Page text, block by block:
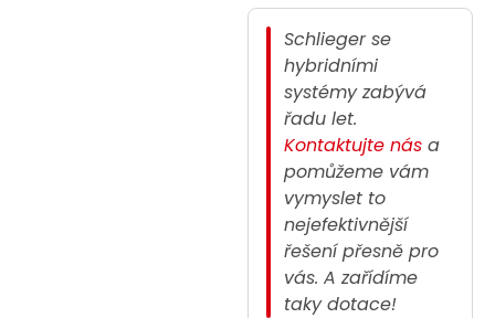
Schlieger se
hybridními
systémy zabývá
řadu let.
Kontaktujte nás a
pomůžeme vám
vymyslet to
nejefektivnější
řešení přesně pro
vás. A zařídíme
taky dotace!